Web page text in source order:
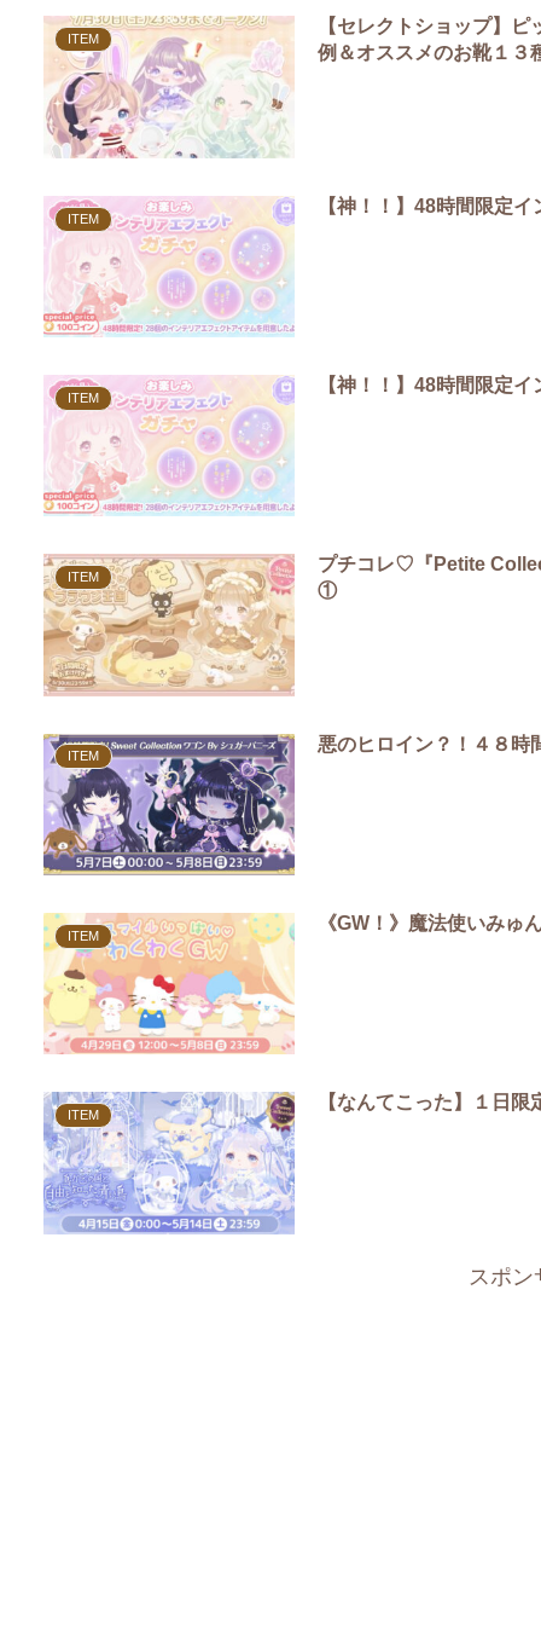
ITEM
【セレクトショップ】
例＆オススメのお靴１３
ITEM
【神！！】48時間限定
ITEM
【神！！】48時間限定
ITEM
プチコレ♡『Petite
①
ITEM
悪のヒロイン？！４８時
ITEM
《GW！》魔法使いみ
ITEM
【なんてこった】１日
スポ